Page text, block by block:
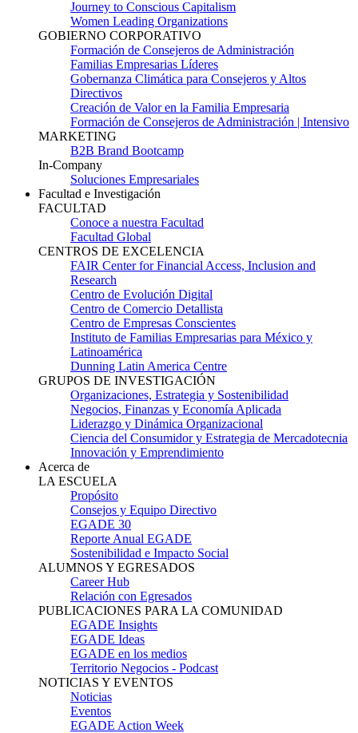
Journey to Conscious Capitalism
Women Leading Organizations
GOBIERNO CORPORATIVO
Formación de Consejeros de Administración
Familias Empresarias Líderes
Gobernanza Climática para Consejeros y Altos
Directivos
Creación de Valor en la Familia Empresaria
Formación de Consejeros de Administración | Intensivo
MARKETING
B2B Brand Bootcamp
In-Company
Soluciones Empresariales
Facultad e Investigación
FACULTAD
Conoce a nuestra Facultad
Facultad Global
CENTROS DE EXCELENCIA
FAIR Center for Financial Access, Inclusion and
Research
Centro de Evolución Digital
Centro de Comercio Detallista
Centro de Empresas Conscientes
Instituto de Familias Empresarias para México y
Latinoamérica
Dunning Latin America Centre
GRUPOS DE INVESTIGACIÓN
Organizaciones, Estrategia y Sostenibilidad
Negocios, Finanzas y Economía Aplicada
Liderazgo y Dinámica Organizacional
Ciencia del Consumidor y Estrategia de Mercadotecnia
Innovación y Emprendimiento
Acerca de
LA ESCUELA
Propósito
Consejos y Equipo Directivo
EGADE 30
Reporte Anual EGADE
Sostenibilidad e Impacto Social
ALUMNOS Y EGRESADOS
Career Hub
Relación con Egresados
PUBLICACIONES PARA LA COMUNIDAD
EGADE Insights
EGADE Ideas
EGADE en los medios
Territorio Negocios - Podcast
NOTICIAS Y EVENTOS
Noticias
Eventos
EGADE Action Week